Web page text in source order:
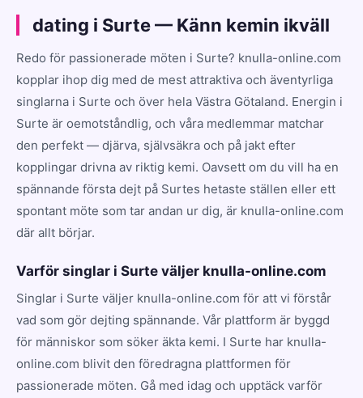
dating i Surte — Känn kemin ikväll
Redo för passionerade möten i Surte? knulla-online.com
kopplar ihop dig med de mest attraktiva och äventyrliga
singlarna i Surte och över hela Västra Götaland. Energin i
Surte är oemotståndlig, och våra medlemmar matchar
den perfekt — djärva, självsäkra och på jakt efter
kopplingar drivna av riktig kemi. Oavsett om du vill ha en
spännande första dejt på Surtes hetaste ställen eller ett
spontant möte som tar andan ur dig, är knulla-online.com
där allt börjar.
Varför singlar i Surte väljer knulla-online.com
Singlar i Surte väljer knulla-online.com för att vi förstår
vad som gör dejting spännande. Vår plattform är byggd
för människor som söker äkta kemi. I Surte har knulla-
online.com blivit den föredragna plattformen för
passionerade möten. Gå med idag och upptäck varför